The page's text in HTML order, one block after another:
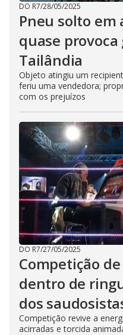
DO R7/28/05/2025
Pneu solto em
quase
Tailândia
Objeto atingiu um
feriu uma vendedora;
com os prejuízos
DO R7/27/05/2025
Competição
dentro de
dos
Competição revive a
acirradas e torcida